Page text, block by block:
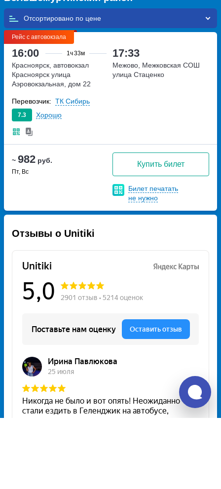
Отсортировано по
Рейс с автовокзала
16:00 1ч33м 17:33
~ 982 руб.
Пт, Вс
Купить билет
Билет печатать
не нужно
Красноярск, автовокзал
Красноярск улица
Аэровокзальная, дом 22
Межово, Межковская СОШ
улица Стаценко
7.3 Хорошо
Перевозчик: ТК Сибирь
Отзывы о Unitiki